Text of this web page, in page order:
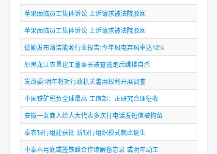
苹果面临员工集体诉讼 上诉请求被法院驳回
苹果面临员工集体诉讼 上诉请求被法院驳回
德勤发布清洁能源行业报告:今年风电弃风率达12%
原黑龙江农垦建工董事长被查逃跑后跳楼自杀
发改委:明年将对行政机关滥用权利开展调查
中国铁矿税负全球最高 工信部：正研究合理征收
安徽一女商人给人大代表多次打电话发短信被拘留
秦农银行组建获批 新银行组织模式就此诞生
中泰本月底或签铁路合作谅解备忘录 或明年动工